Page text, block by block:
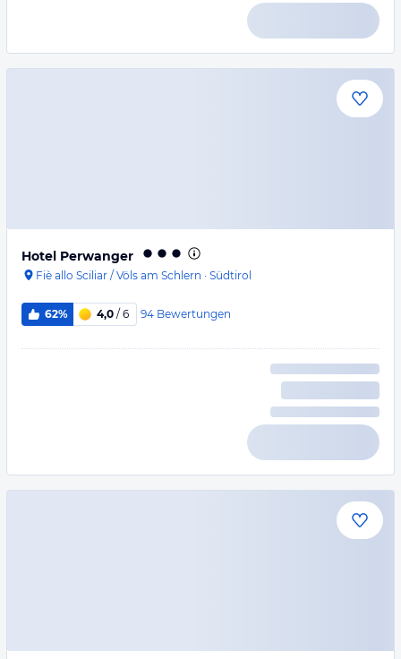
Hotel Perwanger
Fiè allo Sciliar / Völs am Schlern · Südtirol
62% 4,0 / 6 94 Bewertungen